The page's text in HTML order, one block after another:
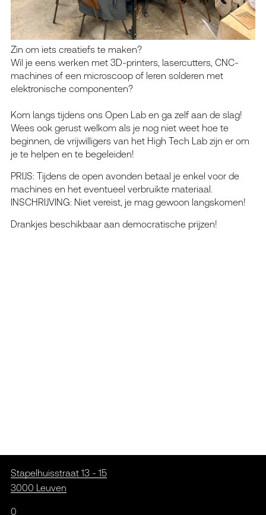
Zin om iets creatiefs te maken?
Wil je eens werken met 3D-printers, lasercutters, CNC-
machines of een microscoop of leren solderen met
elektronische componenten?
Kom langs tijdens ons Open Lab en ga zelf aan de slag!
Wees ook gerust welkom als je nog niet weet hoe te
beginnen, de vrijwilligers van het High Tech Lab zijn er om
je te helpen en te begeleiden!
PRIJS: Tijdens de open avonden betaal je enkel voor de
machines en het eventueel verbruikte materiaal.
INSCHRIJVING: Niet vereist, je mag gewoon langskomen!
Drankjes beschikbaar aan democratische prijzen!
Stapelhuisstraat 13 - 15
3000 Leuven
0